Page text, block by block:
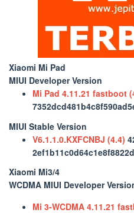
Xiaomi Mi Pad
MIUI Developer Version
Mi Pad 4.11.21 fastboot
MIUI Stable Version
V6.1.1.0.KXFCNBJ (4.4)
Xiaomi Mi3/4
WCDMA MIUI Developer
Mi 3-WCDMA 4.11.21